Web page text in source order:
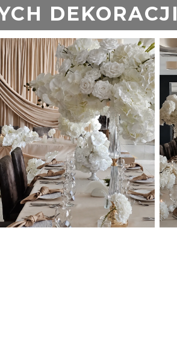
DEKORACJI
urządzeniu podczas przeglądania
personalizacji treści, oraz analizy
Dostosuj Zezwól na wszystkie